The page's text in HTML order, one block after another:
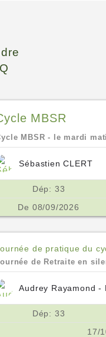
MBSR
MBSR - le mardi
Sébastien CLERT
Dép: 33
De 08/09/2026
de pratique du
de Retraite en
Dép: 33
17/